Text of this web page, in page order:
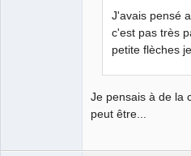
J'avais pensé
c'est pas très
petite flèches
Je pensais à de la
peut être...